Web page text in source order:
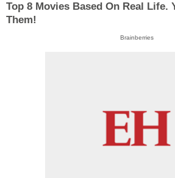
Top 8 Movies Based On Real Life.
Them!
Brainberries